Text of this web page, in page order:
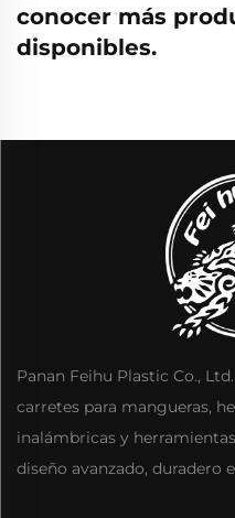
conocer más
disponibles.
Panan Feihu Plastic Co.,
carretes para mangueras,
inalámbricas y
diseño avanzado, duradero